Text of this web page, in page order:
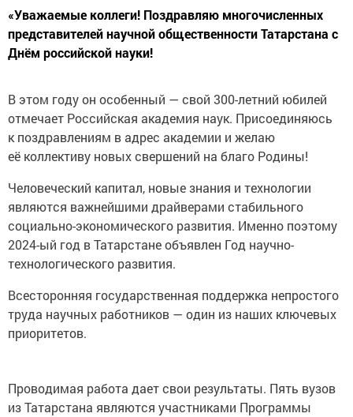
«Уважаемые коллеги! Поздравляю многочисленных
представителей научной общественности Татарстана с
Днём российской науки!
В этом году он особенный — свой 300-летний юбилей
отмечает Российская академия наук. Присоединяюсь
к поздравлениям в адрес академии и желаю
её коллективу новых свершений на благо Родины!
Человеческий капитал, новые знания и технологии
являются важнейшими драйверами стабильного
социально-экономического развития. Именно поэтому
2024-ый год в Татарстане объявлен Год научно-
технологического развития.
Всесторонняя государственная поддержка непростого
труда научных работников — один из наших ключевых
приоритетов.
Проводимая работа дает свои результаты. Пять вузов
из Татарстана являются участниками Программы